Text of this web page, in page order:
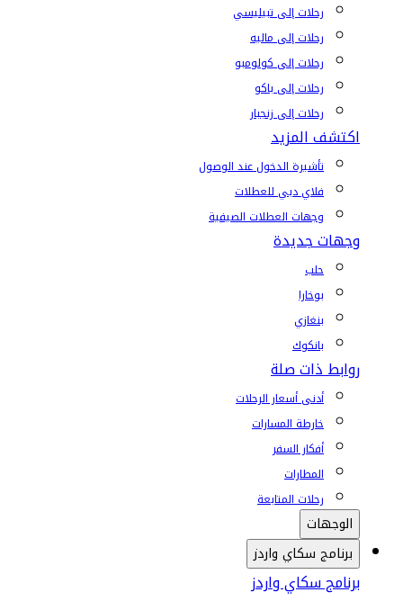
رحلات إلى تبيليسي
رحلات إلى ماليه
رحلات إلى كولومبو
رحلات إلى باكو
رحلات إلى زنجبار
اكتشف المزيد
تأشيرة الدخول عند الوصول
فلاي دبي للعطلات
وجهات العطلات الصيفية
وجهات جديدة
حلب
بوخارا
بنغازي
بانكوك
روابط ذات صلة
أدنى أسعار الرحلات
خارطة المسارات
أفكار السفر
المطارات
رحلات المتابعة
الوجهات
برنامج سكاي واردز
برنامج سكاي واردز